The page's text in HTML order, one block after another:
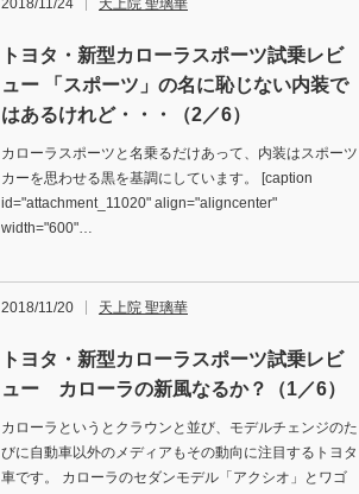
2018/11/24 天上院 聖璃華
トヨタ・新型カローラスポーツ試乗レビ
ュー 「スポーツ」の名に恥じない内装で
はあるけれど・・・（2／6）
カローラスポーツと名乗るだけあって、内装はスポーツ
カーを思わせる黒を基調にしています。 [caption
id="attachment_11020" align="aligncenter"
width="600"…
2018/11/20 天上院 聖璃華
トヨタ・新型カローラスポーツ試乗レビ
ュー カローラの新風なるか？（1／6）
カローラというとクラウンと並び、モデルチェンジのた
びに自動車以外のメディアもその動向に注目するトヨタ
車です。 カローラのセダンモデル「アクシオ」とワゴ